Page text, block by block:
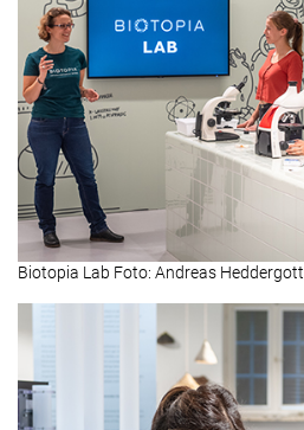
Biotopia Lab Foto: Andreas Heddergott